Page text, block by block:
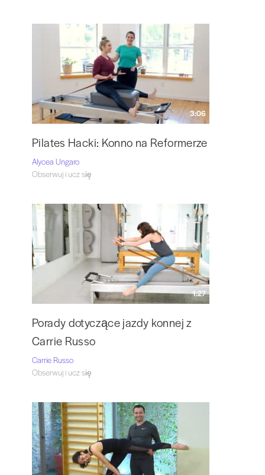
3:06
Pilates Hacki: Konno na Reformerze
Alycea Ungaro
Obserwuj i ucz się
1:27
Porady dotyczące jazdy konnej z
Carrie Russo
Carrie Russo
Obserwuj i ucz się